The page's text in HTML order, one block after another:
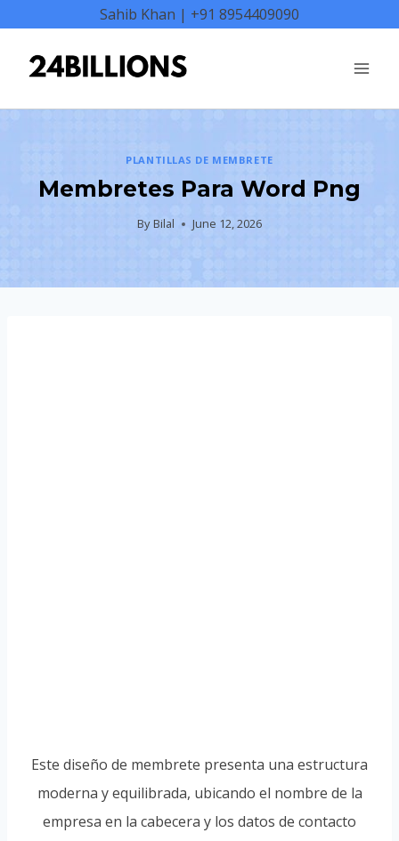
content
Sahib Khan | +91 8954409090
PLANTILLAS DE MEMBRETE
Membretes Para Word Png
ByBilal June 12, 2026
Este diseño de membrete presenta una estructura
moderna y equilibrada, ubicando el nombre de la
empresa en la cabecera y los datos de contacto